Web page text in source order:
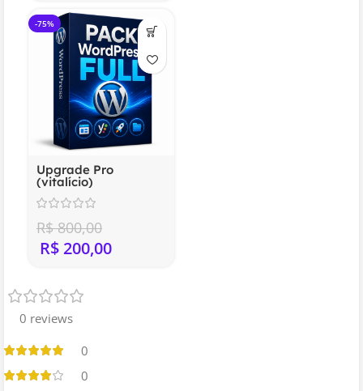
-75%
Upgrade Pro
(vitalício)
R$800,00
R$ 200,00
0 reviews
0
0